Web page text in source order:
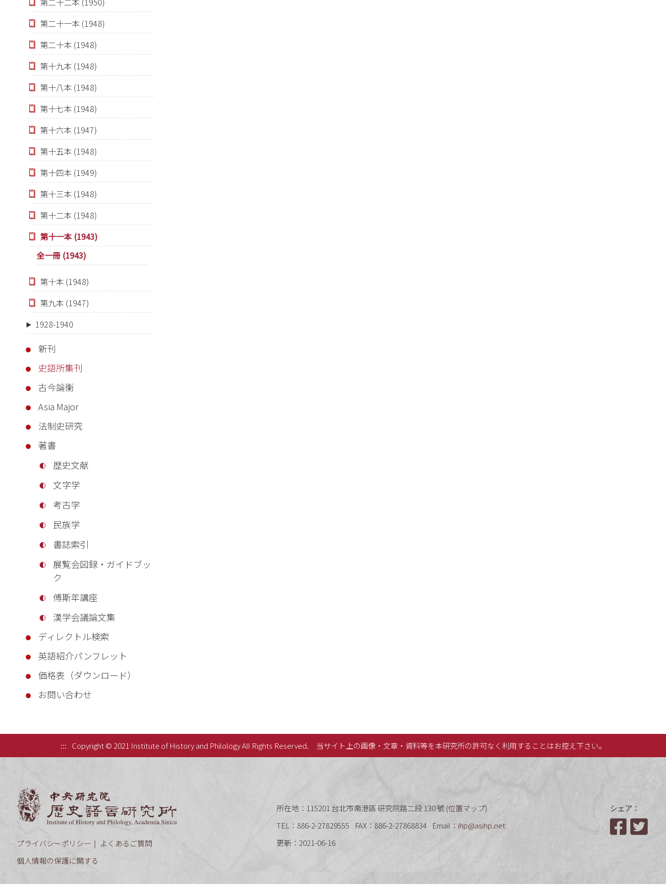
第二十一本 (1948)
第二十本 (1948)
第十九本 (1948)
第十八本 (1948)
第十七本 (1948)
第十六本 (1947)
第十五本 (1948)
第十四本 (1949)
第十三本 (1948)
第十二本 (1948)
第十一本 (1943)
全一冊 (1943)
第十本 (1948)
第九本 (1947)
1928-1940
新刊
史語所集刊
古今論衡
Asia Major
法制史研究
著書
歴史文献
文字学
考古学
民族学
書誌索引
展覧会図録・ガイドブッ
ク
傅斯年講座
漢学会議論文集
ディレクトル検索
英語紹介パンフレット
価格表（ダウンロード）
お問い合わせ
::: Copyright © 2021 Institute of History and Philology All Rights Reserved. 当サイト上の画像・文章・資料等を本研究所の許可なく利用することはお控え下さい。
プライバシーポリシー
よくあるご質問
個人情報の保護に関する
所在地：115201 台北市南港區 研究院路二段 130 號 (位置マップ)
TEL：886-2-27829555
FAX：886-2-27868834 Email： ihp@asihp.net
更新：2021-06-16
シェア：
Facebook